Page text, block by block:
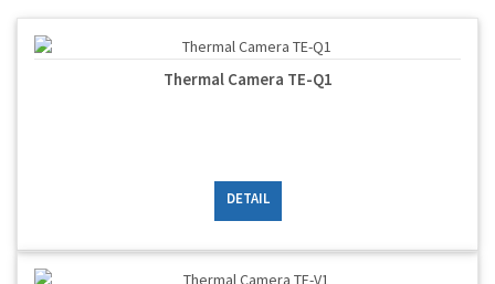
Thermal Camera TE-Q1
DETAIL